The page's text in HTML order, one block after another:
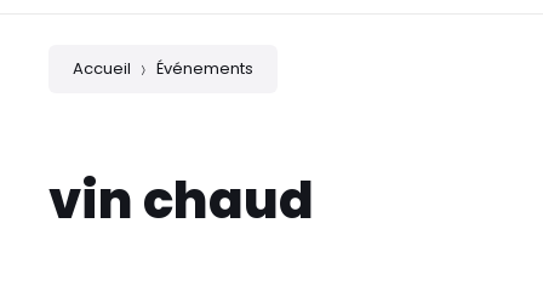
Accueil Événements
vin chaud